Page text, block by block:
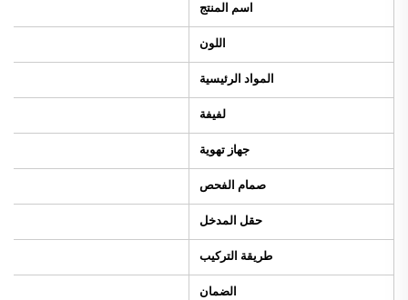
اسم المنتج
اللون
المواد الرئيسية
لفيفة
جهاز تهوية
صمام الفحص
حقل المدخل
طريقة التركيب
الضمان